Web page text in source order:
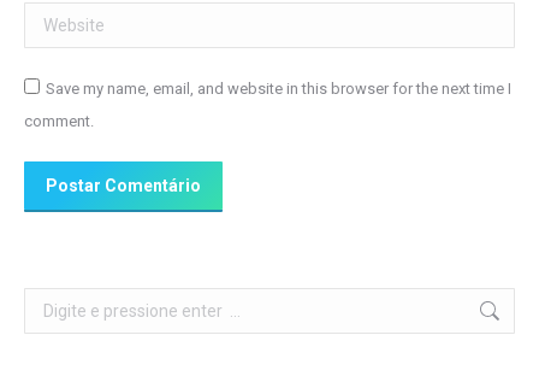
Website
Save my name, email, and website in this browser for the next time I
comment.
Postar Comentário
Search: